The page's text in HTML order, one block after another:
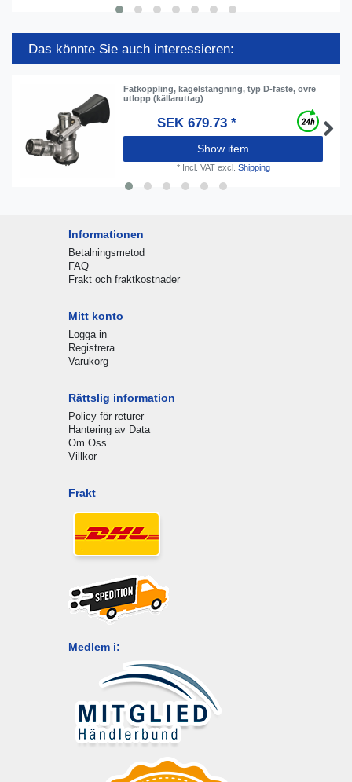
Das könnte Sie auch interessieren:
Fatkoppling, kagelstängning, typ D-fäste, övre
utlopp (källaruttag)
SEK 679.73 *
Show item
* Incl. VATexcl. Shipping
Informationen
Betalningsmetod
FAQ
Frakt och fraktkostnader
Mitt konto
Logga in
Registrera
Varukorg
Rättslig information
Policy för returer
Hantering av Data
Om Oss
Villkor
Frakt
Medlem i: